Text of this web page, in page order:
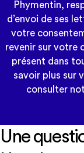
Phymentin,
d’envoi de ses
votre
revenir sur votre
présent dans
savoir plus sur
consulter
Une